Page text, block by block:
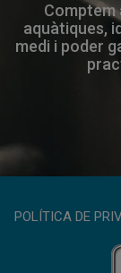
aquàtiques,
medi i poder
POLÍTICA DE